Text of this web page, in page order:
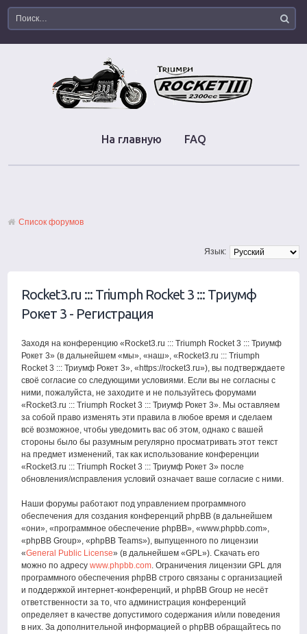
На главную FAQ
Список форумов
Язык:
Rocket3.ru ::: Triumph Rocket 3 ::: Триумф
Рокет 3 - Регистрация
Заходя на конференцию «Rocket3.ru ::: Triumph Rocket 3 ::: Триумф
Рокет 3» (в дальнейшем «мы», «наш», «Rocket3.ru ::: Triumph
Rocket 3 ::: Триумф Рокет 3», «https://rocket3.ru»), вы подтверждаете
своё согласие со следующими условиями. Если вы не согласны с
ними, пожалуйста, не заходите и не пользуйтесь форумами
«Rocket3.ru ::: Triumph Rocket 3 ::: Триумф Рокет 3». Мы оставляем
за собой право изменять эти правила в любое время и сделаем
всё возможное, чтобы уведомить вас об этом, однако с вашей
стороны было бы разумным регулярно просматривать этот текст
на предмет изменений, так как использование конференции
«Rocket3.ru ::: Triumph Rocket 3 ::: Триумф Рокет 3» после
обновления/исправления условий означает ваше согласие с ними.
Наши форумы работают под управлением программного
обеспечения для создания конференций phpBB (в дальнейшем
«они», «программное обеспечение phpBB», «www.phpbb.com»,
«phpBB Group», «phpBB Teams»), выпущенного по лицензии
«General Public License» (в дальнейшем «GPL»). Скачать его
можно по адресуwww.phpbb.com. Ограничения лицензии GPL для
программного обеспечения phpBB строго связаны с организацией
и поддержкой интернет-конференций, и phpBB Group не несёт
ответственности за то, что администрация конференций
определяет в качестве допустимого содержания и/или поведения
в них. За дополнительной информацией о phpBB обращайтесь по